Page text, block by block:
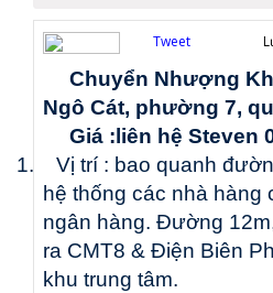
Tweet
Chuyển Nhượng
Ngô Cát, phường 7,
Giá :liên hệ Steven
1.
Vị trí : bao quanh
hệ thống các nhà hàng
ngân hàng. Đường
ra CMT8 & Điện Biên
khu trung tâm.